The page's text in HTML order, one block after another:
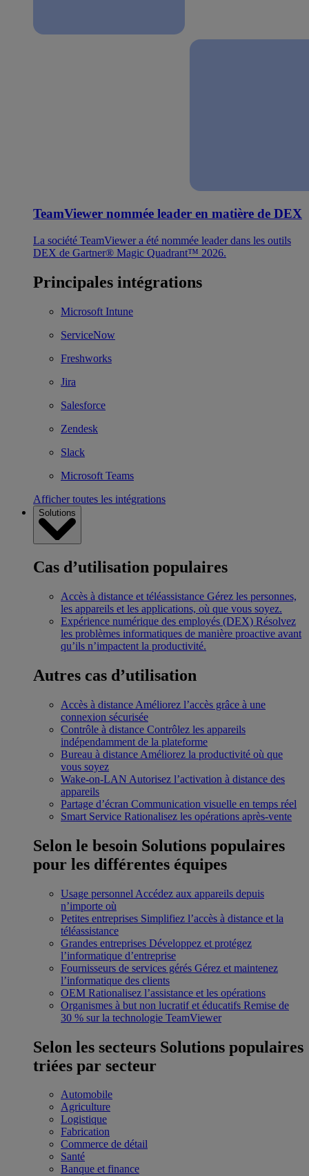
TeamViewer nommée leader en matière de DEX
La société TeamViewer a été nommée leader dans les outils
DEX de Gartner® Magic Quadrant™ 2026.
Principales intégrations
Microsoft Intune
ServiceNow
Freshworks
Jira
Salesforce
Zendesk
Slack
Microsoft Teams
Afficher toutes les intégrations
Solutions
Cas d’utilisation populaires
Accès à distance et téléassistance Gérez les personnes,
les appareils et les applications, où que vous soyez.
Expérience numérique des employés (DEX) Résolvez
les problèmes informatiques de manière proactive avant
qu’ils n’impactent la productivité.
Autres cas d’utilisation
Accès à distance Améliorez l’accès grâce à une
connexion sécurisée
Contrôle à distance Contrôlez les appareils
indépendamment de la plateforme
Bureau à distance Améliorez la productivité où que
vous soyez
Wake-on-LAN Autorisez l’activation à distance des
appareils
Partage d’écran Communication visuelle en temps réel
Smart Service Rationalisez les opérations après-vente
Selon le besoin Solutions populaires
pour les différentes équipes
Usage personnel Accédez aux appareils depuis
n’importe où
Petites entreprises Simplifiez l’accès à distance et la
téléassistance
Grandes entreprises Développez et protégez
l’informatique d’entreprise
Fournisseurs de services gérés Gérez et maintenez
l’informatique des clients
OEM Rationalisez l’assistance et les opérations
Organismes à but non lucratif et éducatifs Remise de
30 % sur la technologie TeamViewer
Selon les secteurs Solutions populaires
triées par secteur
Automobile
Agriculture
Logistique
Fabrication
Commerce de détail
Santé
Banque et finance